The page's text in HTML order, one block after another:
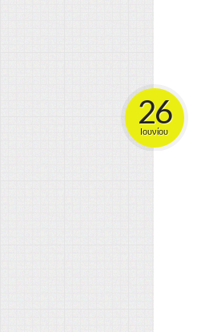
26
Ιουνίου